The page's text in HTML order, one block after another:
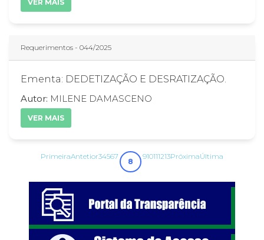
VER MAIS
Requerimentos - 044/2025
Ementa: DEDETIZAÇÃO E DESRATIZAÇÃO.
Autor: MILENE DAMASCENO
VER MAIS
PrimeiraAntetior34567
8
910111213PróximaÚltima